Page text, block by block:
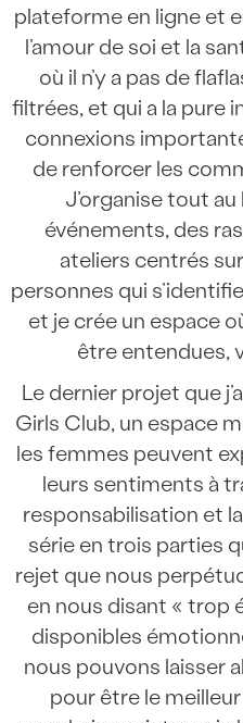
plateforme en ligne et
l’amour de soi et la
où il n’y a pas de
filtrées, et qui a la pure
connexions
de renforcer les
J’organise tout au
événements, des
ateliers centrés
personnes qui
et je crée un espace
être entendues,
Le dernier projet que
Girls Club, un espace
les femmes peuvent
leurs sentiments à
responsabilisation et
série en trois parties
rejet que nous
en nous disant « trop
disponibles
nous pouvons laisser
pour être le